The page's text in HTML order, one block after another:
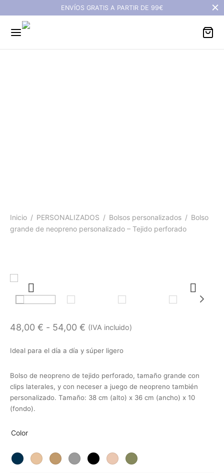
ENVÍOS GRATIS A PARTIR DE 99€
Inicio / PERSONALIZADOS / Bolsos personalizados / Bolso
grande de neopreno personalizado – Tejido perforado
48,00 € - 54,00 € Rango
precios:
desde
48,00 €
hasta
(IVA incluido)
Ideal para el día a día y súper ligero
Bolso de neopreno de tejido perforado, tamaño grande con
clips laterales, y con neceser a juego de neopreno también
personalizado. Tamaño: 38 cm (alto) x 36 cm (ancho) x 10
(fondo).
Color